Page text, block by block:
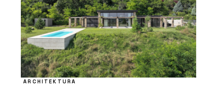
ARCHITEKTURA